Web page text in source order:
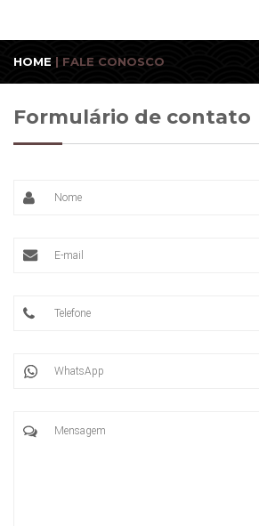
HOME | FALE CONOSCO
Formulário de contato